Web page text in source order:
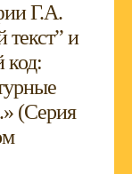
Г.А.
текст” и
код:
(Серия